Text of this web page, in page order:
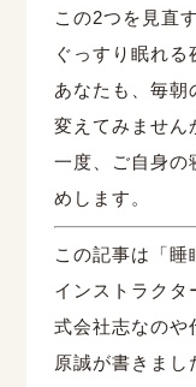
この2つを見直
ぐっすり眠れる
あなたも、毎
変えてみません
一度、ご自身の
めします。
この記事は「
インストラクタ
式会社志なのや
原誠が書きまし